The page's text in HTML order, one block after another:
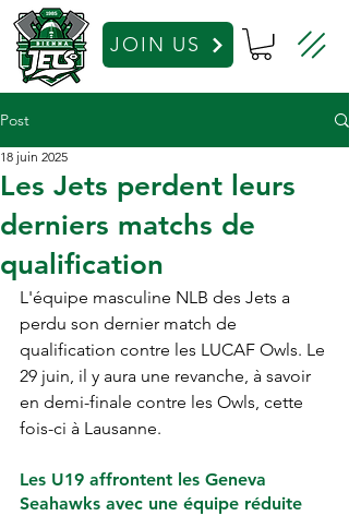
JOIN US
Post
Les Jets perdent leurs
derniers matchs de
qualification
18 juin 2025
L'équipe masculine NLB des Jets a
perdu son dernier match de
qualification contre les LUCAF Owls. Le
29 juin, il y aura une revanche, à savoir
en demi-finale contre les Owls, cette
fois-ci à Lausanne.
Les U19 affrontent les Geneva
Seahawks avec une équipe réduite